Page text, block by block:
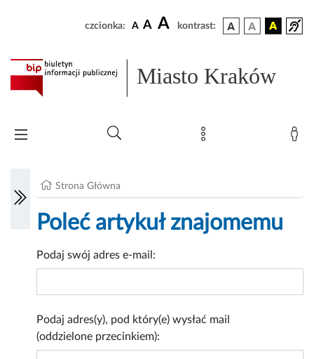
czcionka: A A A kontrast:
Miasto Kraków
Strona Główna
Poleć artykuł znajomemu
Podaj swój adres e-mail:
Podaj adres(y), pod który(e) wysłać mail
(oddzielone przecinkiem):